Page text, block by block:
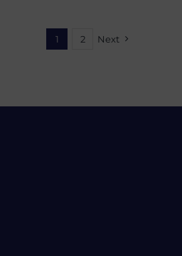
1 2 Next